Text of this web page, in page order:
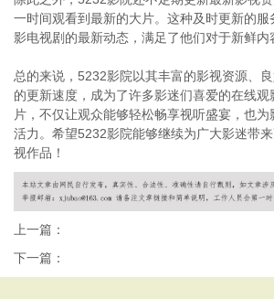
一时间观看到最新的大片。这种及时更新的
影电视剧的最新动态，满足了他们对于新鲜内
总的来说，5232影院以其丰富的影视资源、
的更新速度，成为了许多影迷们喜爱的在线观
片，不仅让观众能够轻松畅享视听盛宴，也
活力。希望5232影院能够继续为广大影迷带
视作品！
上一篇：
下一篇：